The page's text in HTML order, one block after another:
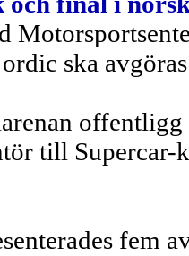
ska
till
fem